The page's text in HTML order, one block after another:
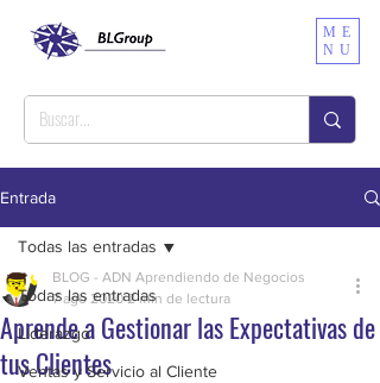
ME
NU
Entrada
Todas las entradas
Liderazgo
Ventas y Servicio al Cliente
Todas las entradas
Aprende a Gestionar las Expectativas de
tus Clientes
BLOG - ADN Aprendiendo de Negocios
7 ago 2020 2 min de lectura